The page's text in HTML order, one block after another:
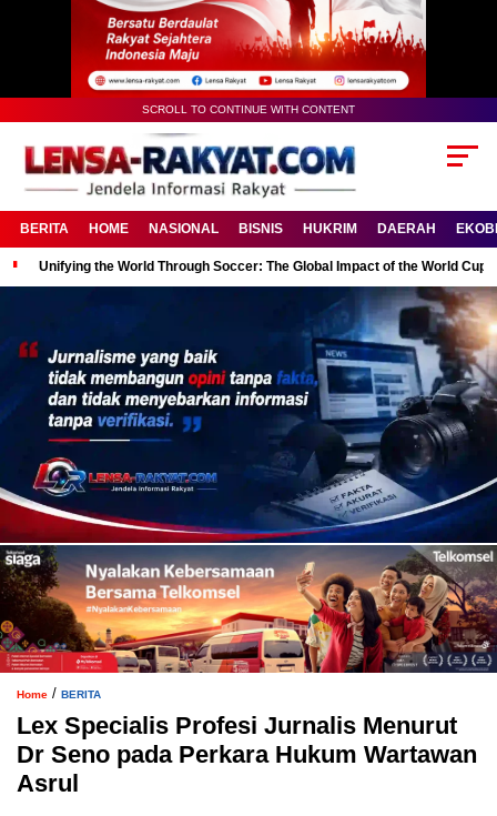
SCROLL TO CONTINUE WITH CONTENT
BERITA HOME NASIONAL BISNIS HUKRIM DAERAH
Unifying the World Through Soccer: The Global Impact of the World Cup
Home / BERITA
Lex Specialis Profesi Jurnalis Menurut
Dr Seno pada Perkara Hukum Wartawan
Asrul